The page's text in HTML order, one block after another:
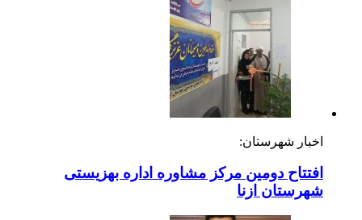
اخبار شهرستان:
افتتاح دومین مرکز مشاوره اداره بهزیستی
شهرستان ازنا